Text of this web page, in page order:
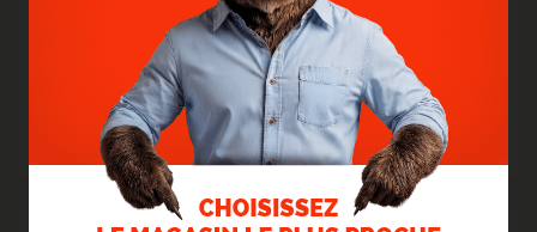
> POSE D'UN STRATIFIÉ CHÊNE NATURE BROSSÉ
CHAUD - BACHY
Ce parquet stratifié de qualité supérieure nous donne la sensation
d'un vrai bois naturel.
> Lire la suite...